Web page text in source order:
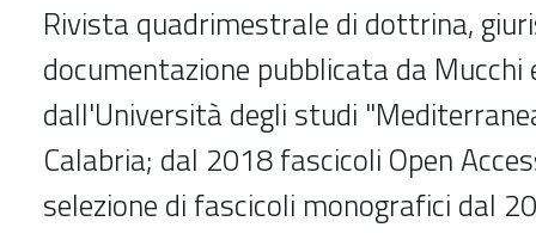
Rivista quadrimestrale di dottrina,
documentazione pubblicata da Mucchi
dall'Università degli studi
Calabria; dal 2018 fascicoli Open
selezione di fascicoli monografici dal